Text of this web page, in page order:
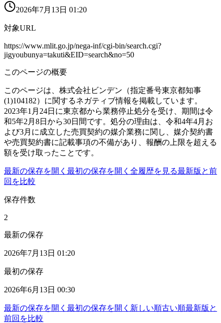
2026年7月13日 01:20
対象URL
https://www.mlit.go.jp/nega-inf/cgi-bin/search.cgi?
jigyoubunya=takuti&EID=search&no=50
このページの概要
このページは、株式会社ビンデン（指定番号東京都知事
(1)104182）に関するネガティブ情報を掲載しています。
2023年1月24日に東京都から業務停止処分を受け、期間は令
和5年2月8日から30日間です。処分の理由は、令和4年4月お
よび3月に成立した売買契約の媒介業務に関し、媒介契約書
や売買契約書に記載事項の不備があり、報酬の上限を超える
額を受け取ったことです。
最新の保存を開く 最初の保存を開く 全履歴を見る最新版と前
回を比較
保存件数
2
最新の保存
2026年7月13日 01:20
最初の保存
2026年6月13日 00:30
最新の保存を開く 最初の保存を開く 新しい順古い順最新版と
前回を比較